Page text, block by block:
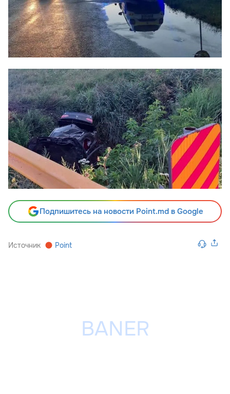
Подпишитесь на новости Point.md в Google
Источник Point